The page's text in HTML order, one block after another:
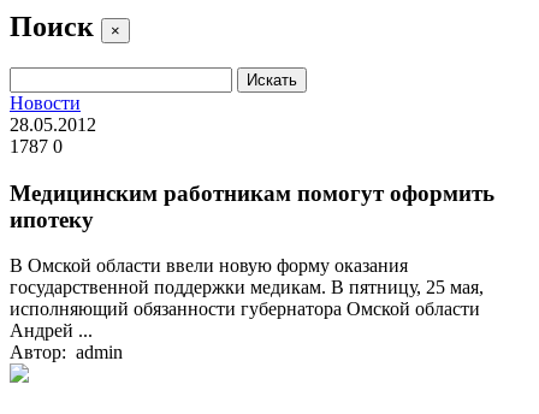
Поиск ×
Новости
28.05.2012
1787 0
Медицинским работникам помогут оформить
ипотеку
В Омской области ввели новую форму оказания
государственной поддержки медикам. В пятницу, 25 мая,
исполняющий обязанности губернатора Омской области
Андрей ...
Автор: admin